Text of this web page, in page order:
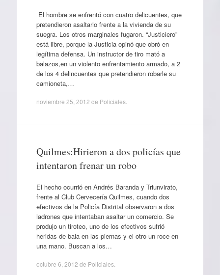
El hombre se enfrentó con cuatro delicuentes, que
pretendieron asaltarlo frente a la vivienda de su
suegra. Los otros marginales fugaron. “Justiciero”
está libre, porque la Justicia opinó que obró en
legítima defensa. Un instructor de tiro mató a
balazos,en un violento enfrentamiento armado, a 2
de los 4 delincuentes que pretendieron robarle su
camioneta,…
noviembre 25, 2012 de Policiales.
Quilmes:Hirieron a dos policías que
intentaron frenar un robo
El hecho ocurrió en Andrés Baranda y Triunvirato,
frente al Club Cervecería Quilmes, cuando dos
efectivos de la Policía Distrital observaron a dos
ladrones que intentaban asaltar un comercio. Se
produjo un tiroteo, uno de los efectivos sufrió
heridas de bala en las piernas y el otro un roce en
una mano. Buscan a los…
octubre 6, 2012 de Policiales.